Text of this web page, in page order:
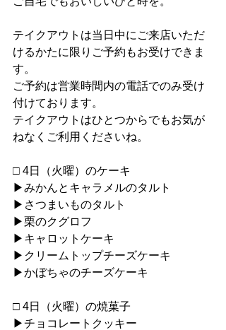
テイクアウトは当日中にご来店いただ
けるかたに限りご予約もお受けできま
す。
ご予約は営業時間内の電話でのみ受け
付けております。
テイクアウトはひとつからでもお気が
ねなくご利用くださいね。
□ 4日（火曜）のケーキ
▶︎みかんとキャラメルのタルト
▶︎さつまいものタルト
▶︎栗のクグロフ
▶︎キャロットケーキ
▶︎クリームトップチーズケーキ
▶︎かぼちゃのチーズケーキ
□ 4日（火曜）の焼菓子
▶︎チョコレートクッキー